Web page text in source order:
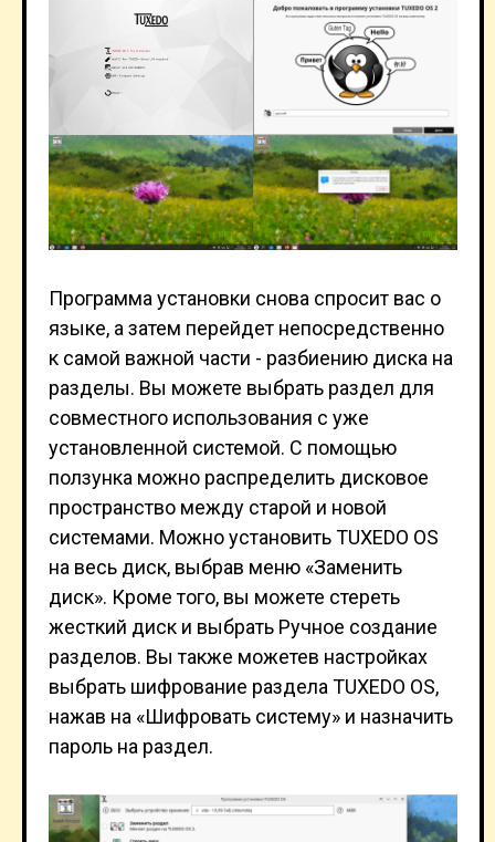
Программа установки снова спросит вас о
языке, а затем перейдет непосредственно
к самой важной части - разбиению диска на
разделы. Вы можете выбрать раздел для
совместного использования с уже
установленной системой. С помощью
ползунка можно распределить дисковое
пространство между старой и новой
системами. Можно установить TUXEDO OS
на весь диск, выбрав меню «Заменить
диск». Кроме того, вы можете стереть
жесткий диск и выбрать Ручное создание
разделов. Вы также можетев настройках
выбрать шифрование раздела TUXEDO OS,
нажав на «Шифровать систему» и назначить
пароль на раздел.